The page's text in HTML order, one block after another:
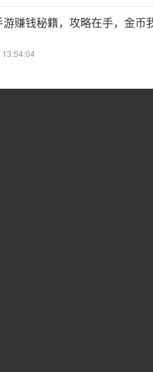
赚钱秘籍，攻略在手，金币